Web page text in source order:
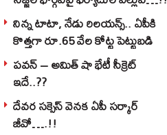
నిన్న టాటా, నేడు రిలయన్స్.. ఏపీకి
కొత్తగా రూ.65 వేల కోట్ట పెట్టుబడి
పవన్‌ – అమిత్‌ షా భేటీ సీక్రెట్‌
ఇదే..??
దేవర సక్సెస్‌ వెనక ఏపీ సర్కార్‌
జీవో….!!